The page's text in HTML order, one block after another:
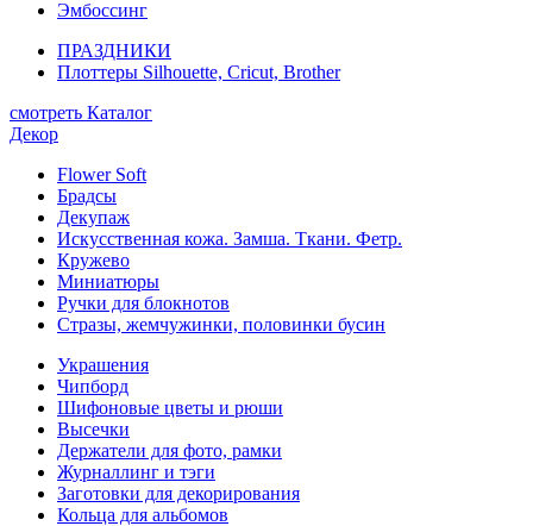
Эмбоссинг
ПРАЗДНИКИ
Плоттеры Silhouette, Cricut, Brother
смотреть Каталог
Декор
Flower Soft
Брадсы
Декупаж
Искусственная кожа. Замша. Ткани. Фетр.
Кружево
Миниатюры
Ручки для блокнотов
Стразы, жемчужинки, половинки бусин
Украшения
Чипборд
Шифоновые цветы и рюши
Высечки
Держатели для фото, рамки
Журналлинг и тэги
Заготовки для декорирования
Кольца для альбомов